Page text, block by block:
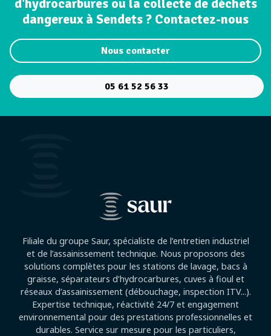
d'hydrocarbures ou la collecte de déchets
dangereux à Sendets ? Contactez-nous
Nous contacter
05 61 52 56 33
Filiale du groupe Saur, spécialiste de l’entretien industriel
et de l’assainissement technique. Nous proposons des
solutions complètes pour les stations de lavage, bacs à
graisse, séparateurs d’hydrocarbures, cuves à fioul et
réseaux d’assainissement (débouchage, inspection ITV...).
Expertise technique, réactivité 24/7 et engagement
environnemental pour des prestations professionnelles et
durables. Service sur mesure pour les particuliers,